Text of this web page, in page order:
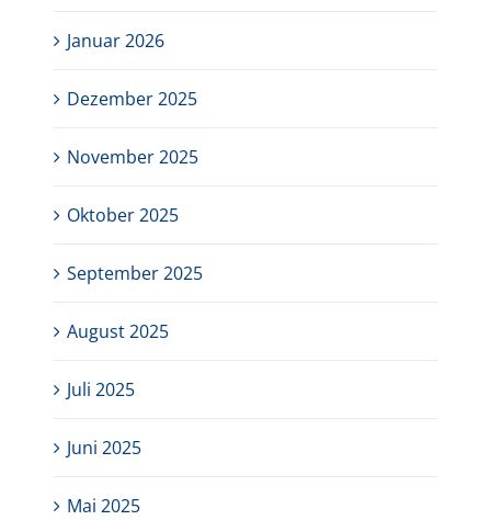
Januar 2026
Dezember 2025
November 2025
Oktober 2025
September 2025
August 2025
Juli 2025
Juni 2025
Mai 2025